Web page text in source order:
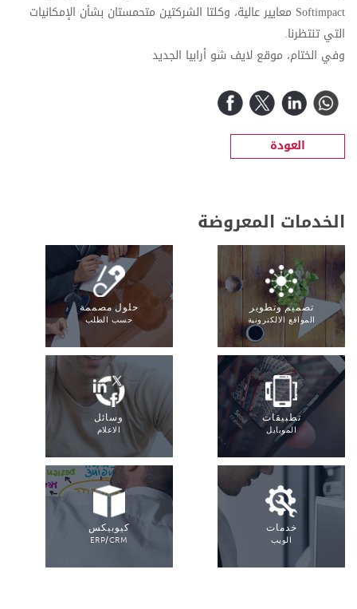
Softimpact معايير عالية، وكلتا الشركتين متحمستان بشأن الإمكانيات
التي تنتظرنا.
وفي الختام، موقع لايف شو أرابيا الجديد
العودة
الخدمات المعروضة
تصميم وتطوير
المواقع الالكترونية
حلول مصممة
حسب الطلب
تطبيقات
الموبايل
وسائل
الاعلام
خدمات
الويب
كيوبيكس
ERP/CRM